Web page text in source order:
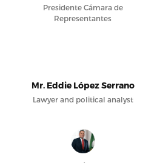
Presidente Cámara de
Representantes
Mr. Eddie López Serrano
Lawyer and political analyst